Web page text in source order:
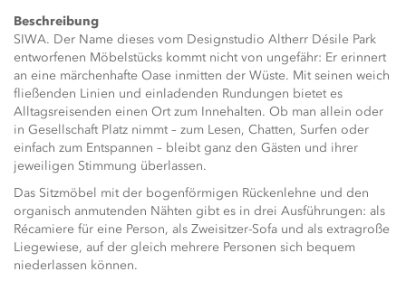
Beschreibung
SIWA. Der Name dieses vom Designstudio Altherr Désile Park
entworfenen Möbelstücks kommt nicht von ungefähr: Er erinnert
an eine märchenhafte Oase inmitten der Wüste. Mit seinen weich
fließenden Linien und einladenden Rundungen bietet es
Alltagsreisenden einen Ort zum Innehalten. Ob man allein oder
in Gesellschaft Platz nimmt – zum Lesen, Chatten, Surfen oder
einfach zum Entspannen – bleibt ganz den Gästen und ihrer
jeweiligen Stimmung überlassen.
Das Sitzmöbel mit der bogenförmigen Rückenlehne und den
organisch anmutenden Nähten gibt es in drei Ausführungen: als
Récamiere für eine Person, als Zweisitzer-Sofa und als extragroße
Liegewiese, auf der gleich mehrere Personen sich bequem
niederlassen können.